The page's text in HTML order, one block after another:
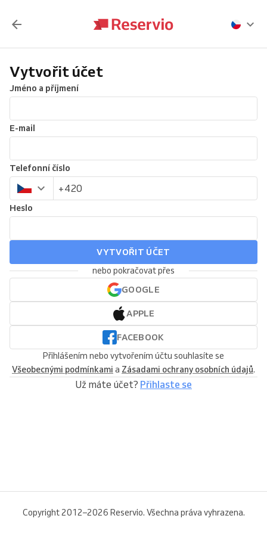
Vytvořit účet
Jméno a příjmení
E-mail
Telefonní číslo
Heslo
VYTVOŘIT ÚČET
nebo pokračovat přes
GOOGLE
APPLE
FACEBOOK
Přihlášením nebo vytvořením účtu souhlasíte se
Všeobecnými podmínkami a Zásadami ochrany osobních údajů.
Už máte účet? Přihlaste se
Copyright 2012–2026 Reservio. Všechna práva vyhrazena.